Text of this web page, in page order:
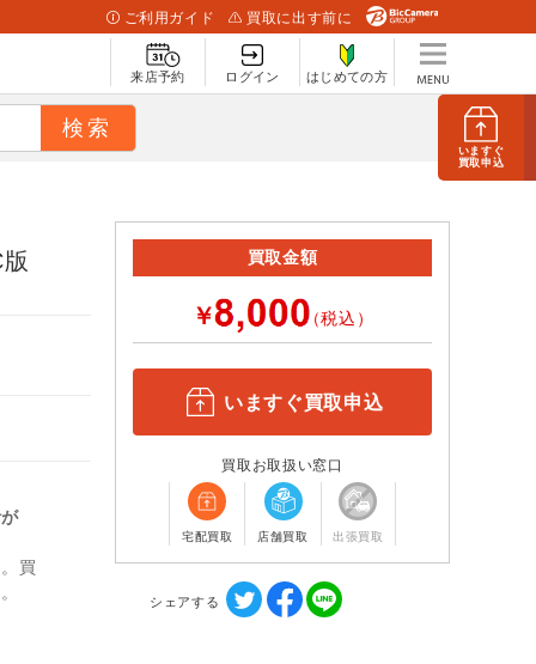
いますぐ
買取申込
ご利用ガイド 買取に出す前に
来店予約 ログイン はじめての方
買
買取金額
￥ （税込）
いますぐ買取申込
買取お取扱い窓口
宅配買取 店舗買取 出張買取
シェアする